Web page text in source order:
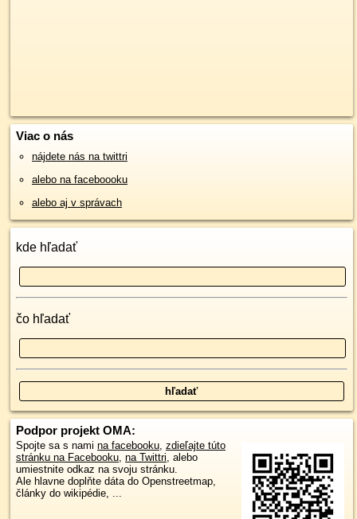
Viac o nás
nájdete nás na twittri
alebo na faceboooku
alebo aj v správach
kde hľadať
čo hľadať
Podpor projekt OMA:
Spojte sa s nami na facebooku, zdieľajte túto
stránku na Facebooku, na Twittri, alebo
umiestnite odkaz na svoju stránku.
Ale hlavne doplňte dáta do Openstreetmap,
články do wikipédie, ...